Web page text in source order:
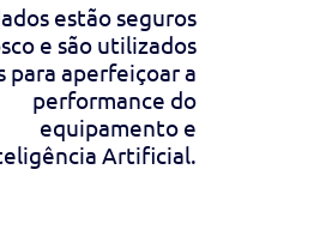
estão seguros
e são utilizados
para aperfeiçoar a
performance do
equipamento e
Artificial.